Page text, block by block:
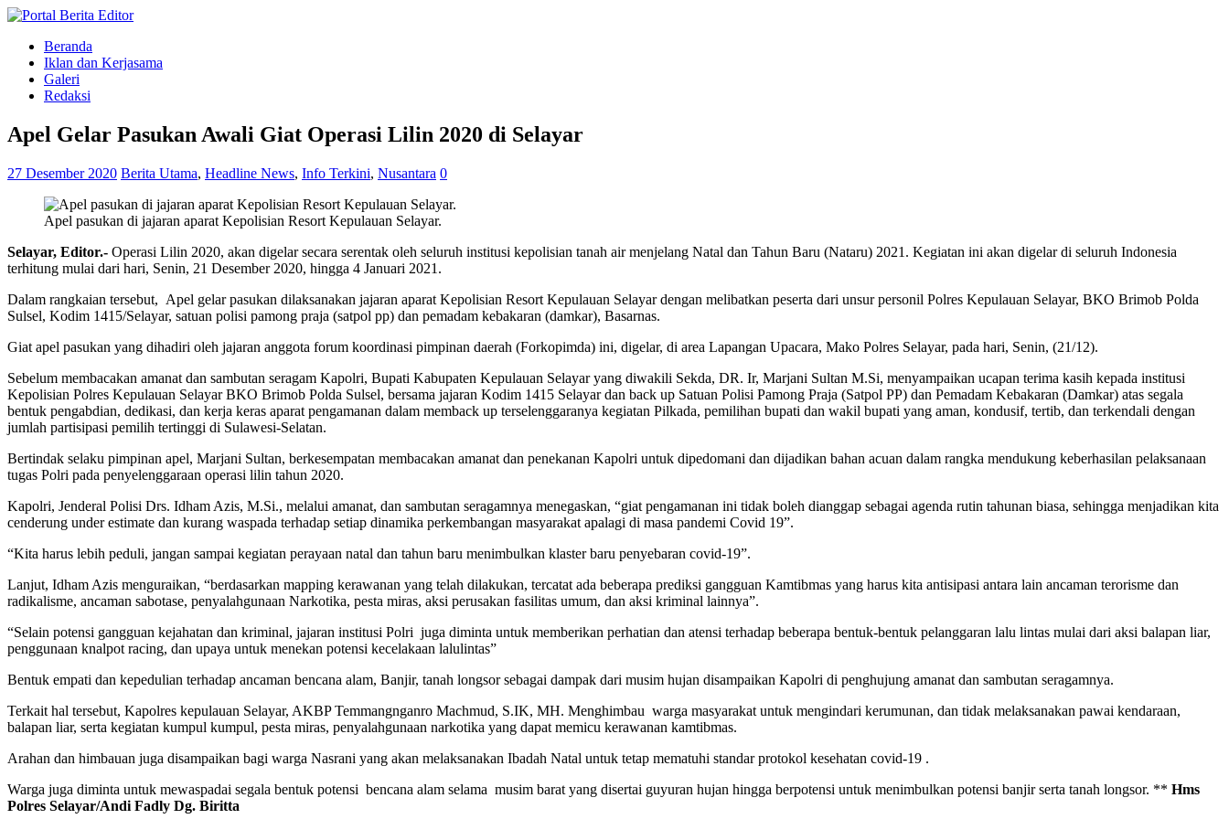
Beranda
Iklan dan Kerjasama
Galeri
Redaksi
Apel Gelar Pasukan Awali Giat Operasi Lilin 2020 di Selayar
27 Desember 2020 Berita Utama, Headline News, Info Terkini, Nusantara 0
Apel pasukan di jajaran aparat Kepolisian Resort Kepulauan Selayar.
Selayar, Editor.- Operasi Lilin 2020, akan digelar secara serentak oleh seluruh institusi kepolisian tanah air menjelang Natal dan Tahun Baru (Nataru) 2021. Kegiatan ini akan digelar di seluruh Indonesia
terhitung mulai dari hari, Senin, 21 Desember 2020, hingga 4 Januari 2021.
Dalam rangkaian tersebut, Apel gelar pasukan dilaksanakan jajaran aparat Kepolisian Resort Kepulauan Selayar dengan melibatkan peserta dari unsur personil Polres Kepulauan Selayar, BKO Brimob Polda
Sulsel, Kodim 1415/Selayar, satuan polisi pamong praja (satpol pp) dan pemadam kebakaran (damkar), Basarnas.
Giat apel pasukan yang dihadiri oleh jajaran anggota forum koordinasi pimpinan daerah (Forkopimda) ini, digelar, di area Lapangan Upacara, Mako Polres Selayar, pada hari, Senin, (21/12).
Sebelum membacakan amanat dan sambutan seragam Kapolri, Bupati Kabupaten Kepulauan Selayar yang diwakili Sekda, DR. Ir, Marjani Sultan M.Si, menyampaikan ucapan terima kasih kepada institusi
Kepolisian Polres Kepulauan Selayar BKO Brimob Polda Sulsel, bersama jajaran Kodim 1415 Selayar dan back up Satuan Polisi Pamong Praja (Satpol PP) dan Pemadam Kebakaran (Damkar) atas segala
bentuk pengabdian, dedikasi, dan kerja keras aparat pengamanan dalam memback up terselenggaranya kegiatan Pilkada, pemilihan bupati dan wakil bupati yang aman, kondusif, tertib, dan terkendali dengan
jumlah partisipasi pemilih tertinggi di Sulawesi-Selatan.
Bertindak selaku pimpinan apel, Marjani Sultan, berkesempatan membacakan amanat dan penekanan Kapolri untuk dipedomani dan dijadikan bahan acuan dalam rangka mendukung keberhasilan pelaksanaan
tugas Polri pada penyelenggaraan operasi lilin tahun 2020.
Kapolri, Jenderal Polisi Drs. Idham Azis, M.Si., melalui amanat, dan sambutan seragamnya menegaskan, “giat pengamanan ini tidak boleh dianggap sebagai agenda rutin tahunan biasa, sehingga menjadikan kita
cenderung under estimate dan kurang waspada terhadap setiap dinamika perkembangan masyarakat apalagi di masa pandemi Covid 19”.
“Kita harus lebih peduli, jangan sampai kegiatan perayaan natal dan tahun baru menimbulkan klaster baru penyebaran covid-19”.
Lanjut, Idham Azis menguraikan, “berdasarkan mapping kerawanan yang telah dilakukan, tercatat ada beberapa prediksi gangguan Kamtibmas yang harus kita antisipasi antara lain ancaman terorisme dan
radikalisme, ancaman sabotase, penyalahgunaan Narkotika, pesta miras, aksi perusakan fasilitas umum, dan aksi kriminal lainnya”.
“Selain potensi gangguan kejahatan dan kriminal, jajaran institusi Polri juga diminta untuk memberikan perhatian dan atensi terhadap beberapa bentuk-bentuk pelanggaran lalu lintas mulai dari aksi balapan liar,
penggunaan knalpot racing, dan upaya untuk menekan potensi kecelakaan lalulintas”
Bentuk empati dan kepedulian terhadap ancaman bencana alam, Banjir, tanah longsor sebagai dampak dari musim hujan disampaikan Kapolri di penghujung amanat dan sambutan seragamnya.
Terkait hal tersebut, Kapolres kepulauan Selayar, AKBP Temmangnganro Machmud, S.IK, MH. Menghimbau warga masyarakat untuk mengindari kerumunan, dan tidak melaksanakan pawai kendaraan,
balapan liar, serta kegiatan kumpul kumpul, pesta miras, penyalahgunaan narkotika yang dapat memicu kerawanan kamtibmas.
Arahan dan himbauan juga disampaikan bagi warga Nasrani yang akan melaksanakan Ibadah Natal untuk tetap mematuhi standar protokol kesehatan covid-19 .
Warga juga diminta untuk mewaspadai segala bentuk potensi bencana alam selama musim barat yang disertai guyuran hujan hingga berpotensi untuk menimbulkan potensi banjir serta tanah longsor. ** Hms
Polres Selayar/Andi Fadly Dg. Biritta